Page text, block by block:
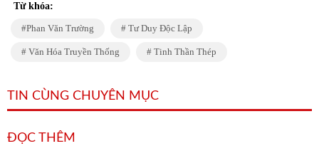
Từ khóa:
Phan Văn Trường Tư Duy Độc Lập
Văn Hóa Truyền Thống Tinh Thần Thép
TIN CÙNG CHUYÊN MỤC
ĐỌC THÊM